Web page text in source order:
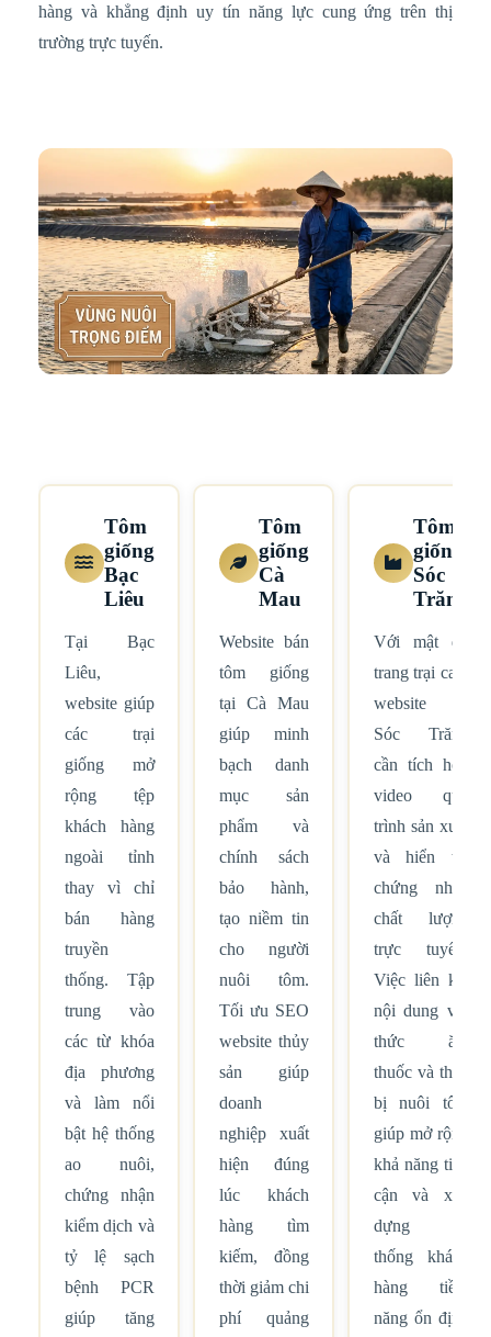
hàng và khẳng định uy tín năng lực cung ứng trên thị
trường trực tuyến.
Tôm
giống
Bạc
Liêu
Tại Bạc
Liêu,
website giúp
các trại
giống mở
rộng tệp
khách hàng
ngoài tỉnh
thay vì chỉ
bán hàng
truyền
thống. Tập
trung vào
các từ khóa
địa phương
và làm nổi
bật hệ thống
ao nuôi,
chứng nhận
kiểm dịch và
tỷ lệ sạch
bệnh PCR
giúp tăng
Tôm
giống
Cà
Mau
Website bán
tôm giống
tại Cà Mau
giúp minh
bạch danh
mục sản
phẩm và
chính sách
bảo hành,
tạo niềm tin
cho người
nuôi tôm.
Tối ưu SEO
website thủy
sản giúp
doanh
nghiệp xuất
hiện đúng
lúc khách
hàng tìm
kiếm, đồng
thời giảm chi
phí quảng
Tôm
giống
Sóc
Trăng
Với mật độ
trang trại cao,
website tại
Sóc Trăng
cần tích hợp
video quy
trình sản xuất
và hiển thị
chứng nhận
chất lượng
trực tuyến.
Việc liên kết
nội dung với
thức ăn,
thuốc và thiết
bị nuôi tôm
giúp mở rộng
khả năng tiếp
cận và xây
dựng hệ
thống khách
hàng tiềm
năng ổn định